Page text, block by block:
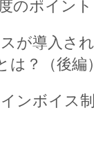
のポイント
が導入さ
は？（後編
ンボイス